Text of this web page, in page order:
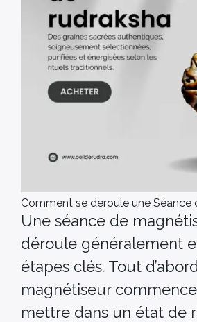
Comment se deroule une Séance
Une séance de
déroule généralement
étapes clés. Tout
magnétiseur
mettre dans un état de